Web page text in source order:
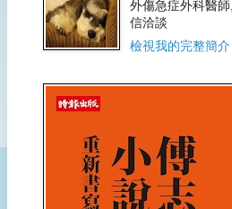
外傷急症外科醫
信洽談
檢視我的完整簡介